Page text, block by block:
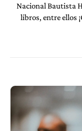
Nacional Bautista
libros, entre ellos